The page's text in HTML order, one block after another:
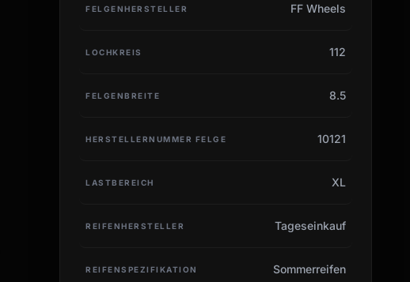
FELGENHERSTELLER FF Wheels
LOCHKREIS 112
FELGENBREITE 8.5
HERSTELLERNUMMER FELGE 10121
LASTBEREICH XL
REIFENHERSTELLER Tageseinkauf
REIFENSPEZIFIKATION Sommerreifen